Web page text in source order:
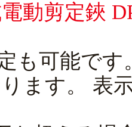
動剪定鋏
も可能です
ます。 表